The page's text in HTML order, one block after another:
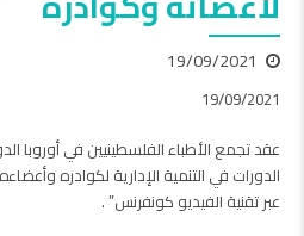
19/09/2021
19/09/2021
عقد تجمع الأطباء الفلسطينيين في
الدورات في التنمية الإدارية لكوادره
عبر تقنية الفيديو كونفرنس” .